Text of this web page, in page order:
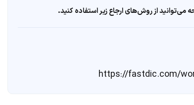
از روش‌های ارجاع زیر استفاده کنید.